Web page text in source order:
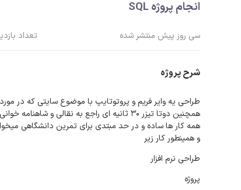
انجام پروژه SQL
سی روز پیش منتشر شده تعداد بازدید:
شرح پروژه
طراحی یه وایر فریم و پروتوتایپ با موضوع سایتی که در
همچنین دوتا تیزر ۳۰ ثانیه ای راجع به نقالی و شاهنامه خوانی
همه کار ها ساده و در حد مبتدی برای تمرین دانشگاهی
و همینطور کار زیر
طراحی نرم افزار
پروژه